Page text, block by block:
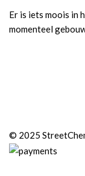
Er is iets moois in
momenteel
© 2025